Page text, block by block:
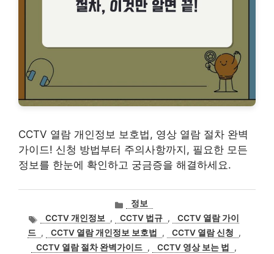
CCTV 열람 개인정보 보호법, 영상 열람 절차 완벽
가이드! 신청 방법부터 주의사항까지, 필요한 모든
정보를 한눈에 확인하고 궁금증을 해결하세요.
카
테
고
리
정보
태CCTV 개인정보 , CCTV 법규 ,
CCTV 열람 가이
드 , CCTV 열람 개인정보 보호법 , CCTV 열람 신청
,
CCTV 열람 절차 완벽가이드 , CCTV 영상 보는 법
,